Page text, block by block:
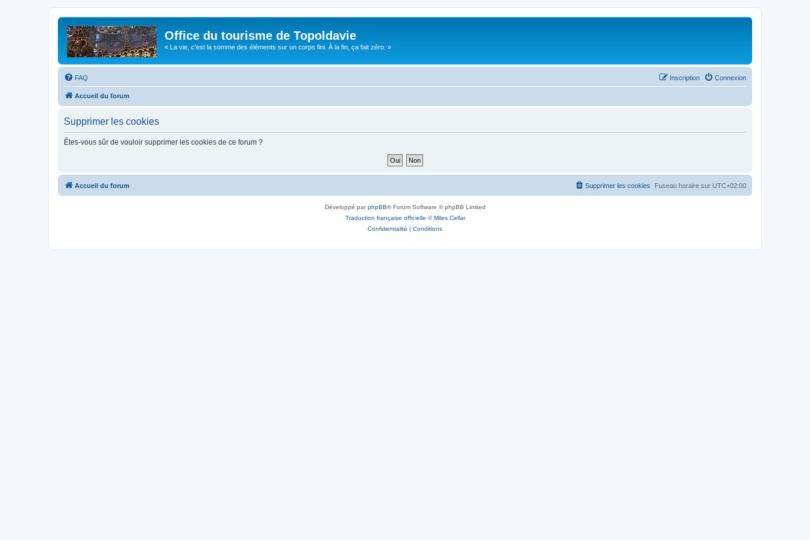
Office du tourisme de Topoldavie
« La vie, c'est la somme des éléments sur un corps fini. À la fin, ça fait zéro. »
FAQ Connexion
Inscription
Accueil du forum
Supprimer les cookies
Êtes-vous sûr de vouloir supprimer les cookies de ce forum ?
Accueil du forum Fuseau horaire sur UTC+02:00
Supprimer les cookies
Développé parphpBB® Forum Software © phpBB Limited
Traduction française officielle ©Miles Cellar
Confidentialité | Conditions